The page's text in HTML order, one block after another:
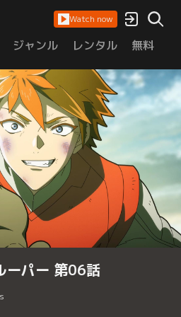
Watch now
ジャンル レンタル 無料
ーパー 第06話